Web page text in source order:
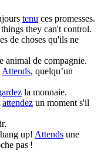
tenu ces promesses.
they can't control.
de choses qu'ils ne
animal de compagnie.
Attends, quelqu’un
la monnaie.
attendez un moment s'il
up! Attends une
pas !